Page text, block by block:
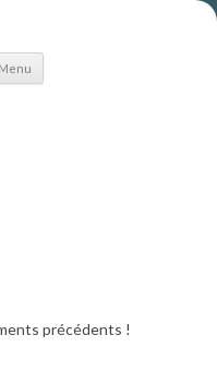
Menu
Aller
précédents !